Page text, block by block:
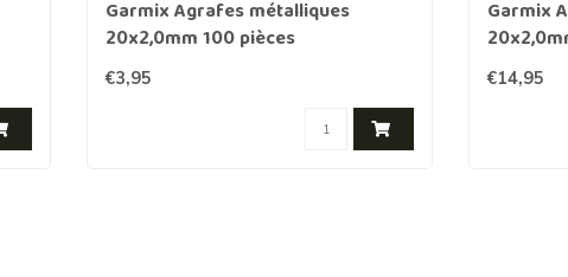
Garmix Agrafes métalliques
20x2,0mm 100 pièces
€3,95
Garmix
€14,95